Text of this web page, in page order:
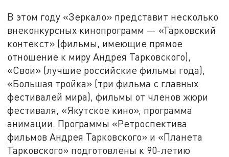
В этом году «Зеркало» представит несколько
внеконкурсных кинопрограмм — «Тарковский
контекст» (фильмы, имеющие прямое
отношение к миру Андрея Тарковского),
«Свои» (лучшие российские фильмы года),
«Большая тройка» (три фильма с главных
фестивалей мира), фильмы от членов жюри
фестиваля, «Якутское кино», программа
анимации. Программы «Ретроспектива
фильмов Андрея Тарковского» и «Планета
Тарковского» подготовлены к 90-летию